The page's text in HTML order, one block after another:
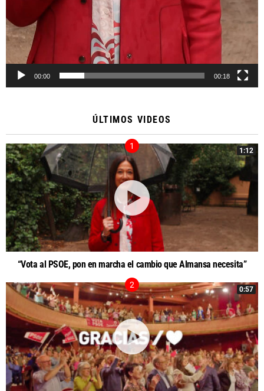
00:00 00:18
ÚLTIMOS VIDEOS
1:12
“Vota al PSOE, pon en marcha el cambio que Almansa necesita”
0:57